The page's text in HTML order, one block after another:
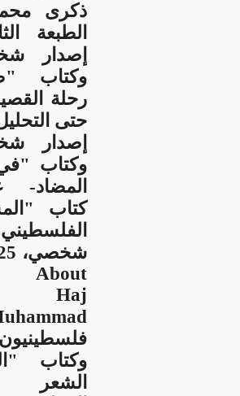
ذكرى
الطبعة
وكتاب
رحلة
حتى
وكتاب "في
كتاب
About
Haj
وكتاب
الشعر